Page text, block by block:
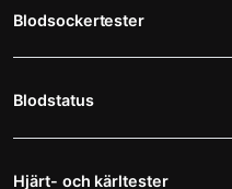
Blodsockertester
Blodstatus
Hjärt- och kärltester